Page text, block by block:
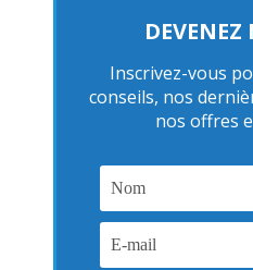
DEVENEZ
Inscrivez-vous
conseils, nos
nos offres